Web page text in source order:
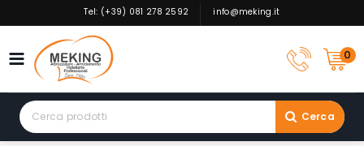
to
Tel: (+39) 081 278 2592 info@meking.it
0
Search
for:
Cerca